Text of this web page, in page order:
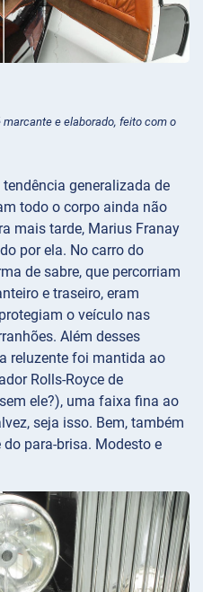
e elaborado, feito com o
generalizada de
todo o corpo ainda não
mais tarde, Marius Franay
por ela. No carro do
de sabre, que percorriam
e traseiro, eram
o veículo nas
Além desses
reluzente foi mantida ao
Rolls-Royce de
ele?), uma faixa fina ao
seja isso. Bem, também
para-brisa. Modesto e